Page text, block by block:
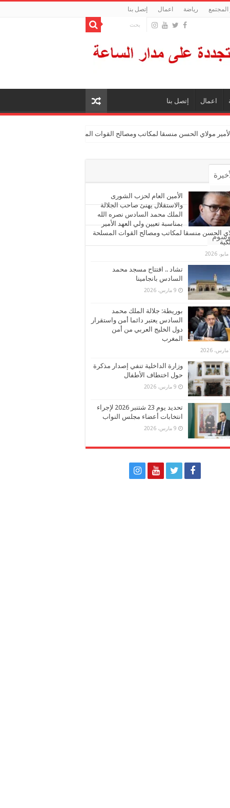
المجتمع رياضة اعمال إتصل بنا
اعمال إتصل بنا
مولاي الحسن منسقا لمكاتب ومصالح القوات المسلحة الملكية
الأمين العام لحزب الشورى
والاستقلال يهنئ صاحب الجلالة
الملك محمد السادس نصره الله
بمناسبة تعيين ولي العهد الأمير
الحسن منسقا لمكاتب ومصالح القوات المسلحة
تشاد .. افتتاح مسجد محمد
السادس بانجامينا
9 مارس، 2026
بوريطة: جلالة الملك محمد
السادس يعتبر دائما أمن واستقرار
دول الخليج العربي من أمن
المغرب
وزارة الداخلية تنفي إصدار مذكرة
حول اختطاف الأطفال
9 مارس، 2026
تحديد يوم 23 شتنبر 2026 لإجراء
انتخابات أعضاء مجلس النواب
9 مارس، 2026